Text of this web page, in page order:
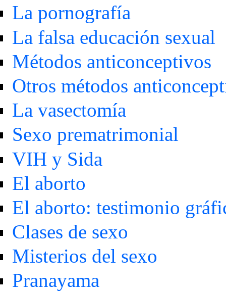
La pornografía
La falsa educación sexual
Métodos anticonceptivos
Otros métodos
La vasectomía
Sexo prematrimonial
VIH y Sida
El aborto
El aborto: testimonio
Clases de sexo
Misterios del sexo
Pranayama